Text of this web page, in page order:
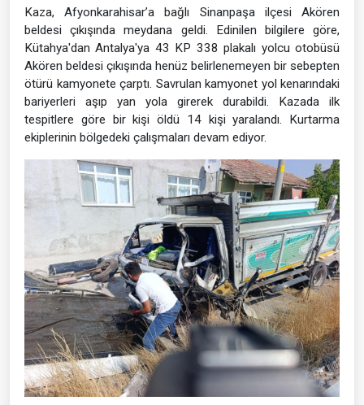
Kaza, Afyonkarahisar’a bağlı Sinanpaşa ilçesi Akören
beldesi çıkışında meydana geldi. Edinilen bilgilere göre,
Kütahya'dan Antalya'ya 43 KP 338 plakalı yolcu otobüsü
Akören beldesi çıkışında henüz belirlenemeyen bir sebepten
ötürü kamyonete çarptı. Savrulan kamyonet yol kenarındaki
bariyerleri aşıp yan yola girerek durabildi. Kazada ilk
tespitlere göre bir kişi öldü 14 kişi yaralandı. Kurtarma
ekiplerinin bölgedeki çalışmaları devam ediyor.